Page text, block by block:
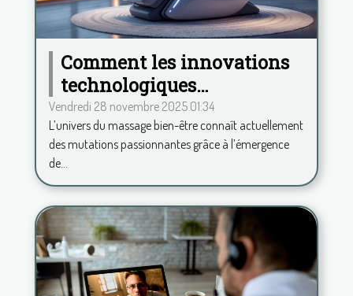
Comment les innovations
technologiques
transforment-elles le
secteur du massage bien-
être ?
Vendredi 28 novembre 2025 01:34
L’univers du massage bien-être connaît actuellement
des mutations passionnantes grâce à l’émergence
de...